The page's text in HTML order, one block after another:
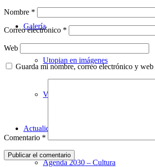
Galería
Utopian en imágenes
Videoteca
Actualidad
Agenda 2030 – Cultura
Nombre *
Correo electrónico *
Web
Guarda mi nombre, correo electrónico y
Comentario *